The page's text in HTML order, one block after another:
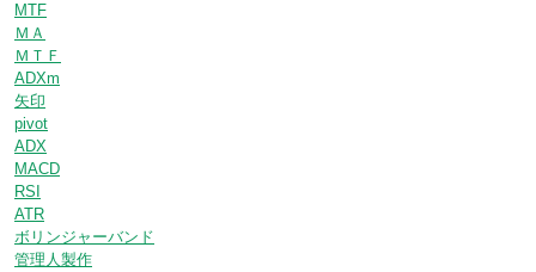
MTF
ＭＡ
ＭＴＦ
ADXm
矢印
pivot
ADX
MACD
RSI
ATR
ボリンジャーバンド
管理人製作